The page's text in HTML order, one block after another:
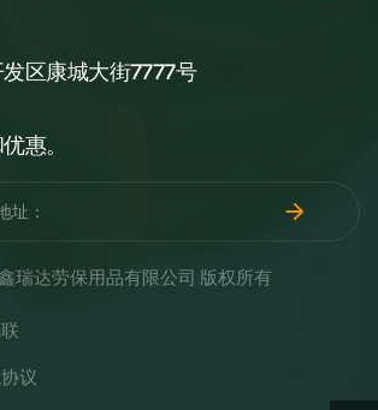
区康城大街7777号
惠。
瑞达劳保用品有限公司 版权所有
议